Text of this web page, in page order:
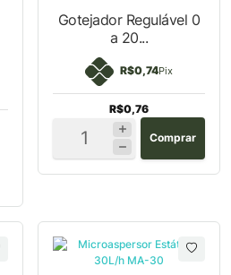
Gotejador Regulável 0
a 20...
R$0,74Pix
R$0,76
Comprar